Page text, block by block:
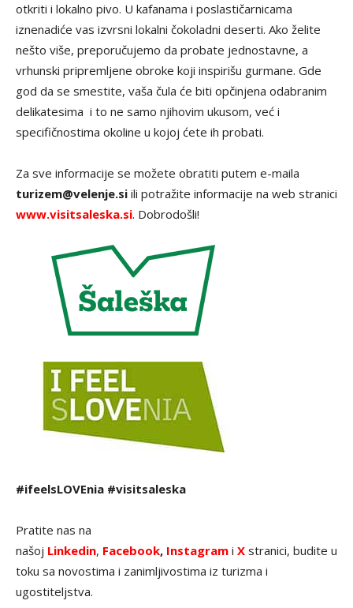
otkriti i lokalno pivo. U kafanama i poslastičarnicama
iznenadiće vas izvrsni lokalni čokoladni deserti. Ako želite
nešto više, preporučujemo da probate jednostavne, a
vrhunski pripremljene obroke koji inspirišu gurmane. Gde
god da se smestite, vaša čula će biti opčinjena odabranim
delikatesima i to ne samo njihovim ukusom, već i
specifičnostima okoline u kojoj ćete ih probati.
Za sve informacije se možete obratiti putem e-maila
turizem@velenje.si ili potražite informacije na web stranici
www.visitsaleska.si. Dobrodošli!
#ifeelsLOVEnia #visitsaleska
Pratite nas na
našoj Linkedin, Facebook, Instagram i X stranici, budite u
toku sa novostima i zanimljivostima iz turizma i
ugostiteljstva.